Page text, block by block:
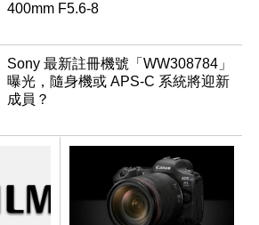
400mm F5.6-8
Sony 最新註冊機號「WW308784」
曝光，隨身機或 APS-C 系統將迎新
成員？